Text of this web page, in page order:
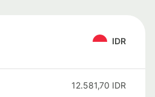
IDR
12.581,70 IDR